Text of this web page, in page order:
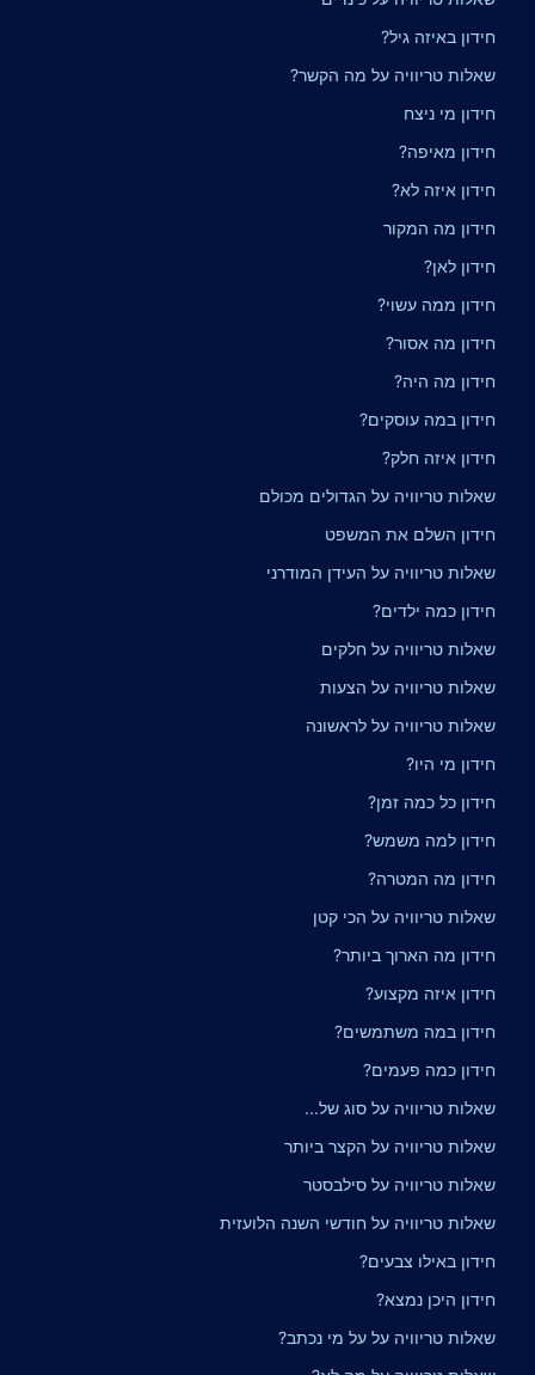
חידון באיזה גיל?
שאלות טריוויה על מה הקשר?
חידון מי ניצח
חידון מאיפה?
חידון איזה לא?
חידון מה המקור
חידון לאן?
חידון ממה עשוי?
חידון מה אסור?
חידון מה היה?
חידון במה עוסקים?
חידון איזה חלק?
שאלות טריוויה על הגדולים מכולם
חידון השלם את המשפט
שאלות טריוויה על העידן המודרני
חידון כמה ילדים?
שאלות טריוויה על חלקים
שאלות טריוויה על הצעות
שאלות טריוויה על לראשונה
חידון מי היו?
חידון כל כמה זמן?
חידון למה משמש?
חידון מה המטרה?
שאלות טריוויה על הכי קטן
חידון מה הארוך ביותר?
חידון איזה מקצוע?
חידון במה משתמשים?
חידון כמה פעמים?
שאלות טריוויה על סוג של...
שאלות טריוויה על הקצר ביותר
שאלות טריוויה על סילבסטר
שאלות טריוויה על חודשי השנה הלועזית
חידון באילו צבעים?
חידון היכן נמצא?
שאלות טריוויה על על מי נכתב?